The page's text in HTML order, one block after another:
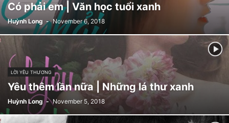
Có phải em | Văn học tuổi xanh
Huỳnh Long - November 6, 2018
LỜI YÊU THƯƠNG
Yêu thêm lần nữa | Những lá thư xanh
Huỳnh Long - November 5, 2018